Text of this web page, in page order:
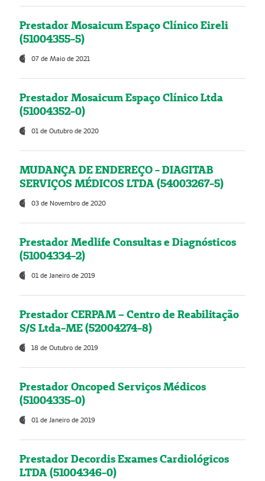
Prestador Mosaicum Espaço Clínico Eireli
(51004355-5)
07 de Maio de 2021
Prestador Mosaicum Espaço Clínico Ltda
(51004352-0)
01 de Outubro de 2020
MUDANÇA DE ENDEREÇO - DIAGITAB
SERVIÇOS MÉDICOS LTDA (54003267-5)
03 de Novembro de 2020
Prestador Medlife Consultas e Diagnósticos
(51004334-2)
01 de Janeiro de 2019
Prestador CERPAM – Centro de Reabilitação
S/S Ltda-ME (52004274-8)
18 de Outubro de 2019
Prestador Oncoped Serviços Médicos
(51004335-0)
01 de Janeiro de 2019
Prestador Decordis Exames Cardiológicos
LTDA (51004346-0)